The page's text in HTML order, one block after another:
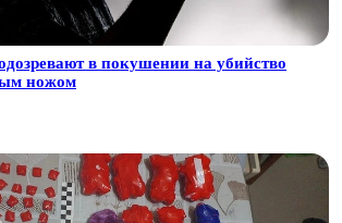
в покушении на убийство
ножом